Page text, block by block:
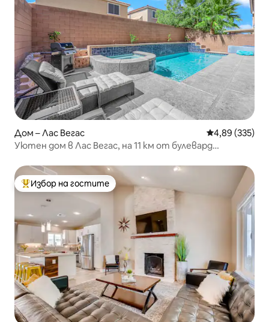
Дом – Лас Вегас Средна
4,89 (335)
Уютен дом в Лас Вегас, на 11 км от булевард
Най-популярен избор на гостите
Избор на гостите